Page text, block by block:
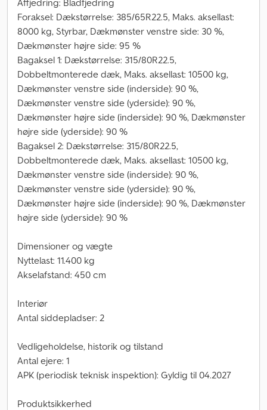
Affjedring: Bladfjedring
Foraksel: Dækstørrelse: 385/65R22.5, Maks. aksellast:
8000 kg, Styrbar, Dækmønster venstre side: 30 %,
Dækmønster højre side: 95 %
Bagaksel 1: Dækstørrelse: 315/80R22.5,
Dobbeltmonterede dæk, Maks. aksellast: 10500 kg,
Dækmønster venstre side (inderside): 90 %,
Dækmønster venstre side (yderside): 90 %,
Dækmønster højre side (inderside): 90 %, Dækmønster
højre side (yderside): 90 %
Bagaksel 2: Dækstørrelse: 315/80R22.5,
Dobbeltmonterede dæk, Maks. aksellast: 10500 kg,
Dækmønster venstre side (inderside): 90 %,
Dækmønster venstre side (yderside): 90 %,
Dækmønster højre side (inderside): 90 %, Dækmønster
højre side (yderside): 90 %
Dimensioner og vægte
Nyttelast: 11.400 kg
Akselafstand: 450 cm
Interiør
Antal siddepladser: 2
Vedligeholdelse, historik og tilstand
Antal ejere: 1
APK (periodisk teknisk inspektion): Gyldig til 04.2027
Produktsikkerhed